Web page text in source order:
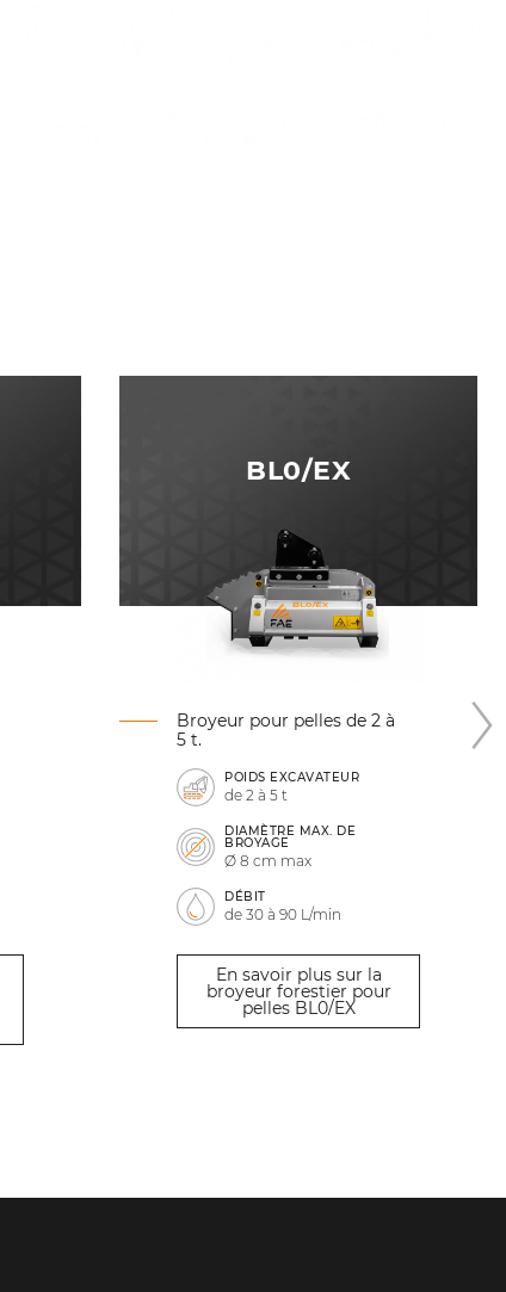
BL0/EX
Broyeur pour pelles de 2 à
5 t.
POIDS EXCAVATEUR
de 2 à 5 t
DIAMÈTRE MAX. DE
BROYAGE
Ø 8 cm max
DÉBIT
de 30 à 90 L/min
En savoir plus sur la
broyeur forestier pour
pelles BL0/EX